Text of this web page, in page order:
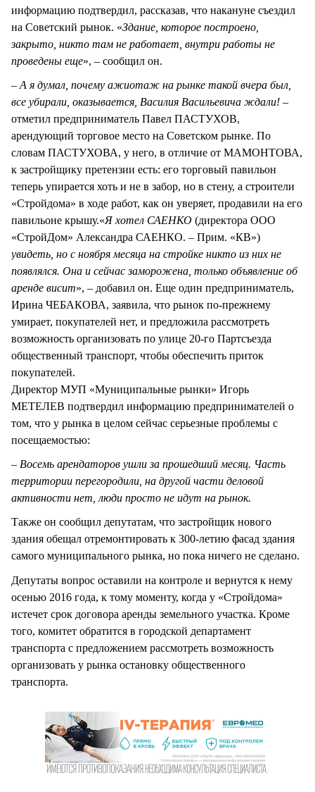
информацию подтвердил, рассказав, что накануне съездил
на Советский рынок. «Здание, которое построено,
закрыто, никто там не работает, внутри работы не
проведены еще», – сообщил он.
– А я думал, почему ажиотаж на рынке такой вчера был,
все убирали, оказывается, Василия Васильевича ждали! –
отметил предприниматель Павел ПАСТУХОВ,
арендующий торговое место на Советском рынке. По
словам ПАСТУХОВА, у него, в отличие от МАМОНТОВА,
к застройщику претензии есть: его торговый павильон
теперь упирается хоть и не в забор, но в стену, а строители
«Стройдома» в ходе работ, как он уверяет, продавили на его
павильоне крышу.«Я хотел САЕНКО (директора ООО
«СтройДом» Александра САЕНКО. – Прим. «КВ»)
увидеть, но с ноября месяца на стройке никто из них не
появлялся. Она и сейчас заморожена, только объявление об
аренде висит», – добавил он. Еще один предприниматель,
Ирина ЧЕБАКОВА, заявила, что рынок по-прежнему
умирает, покупателей нет, и предложила рассмотреть
возможность организовать по улице 20-го Партсъезда
общественный транспорт, чтобы обеспечить приток
покупателей.
Директор МУП «Муниципальные рынки» Игорь
МЕТЕЛЕВ подтвердил информацию предпринимателей о
том, что у рынка в целом сейчас серьезные проблемы с
посещаемостью:
– Восемь арендаторов ушли за прошедший месяц. Часть
территории перегородили, на другой части деловой
активности нет, люди просто не идут на рынок.
Также он сообщил депутатам, что застройщик нового
здания обещал отремонтировать к 300-летию фасад здания
самого муниципального рынка, но пока ничего не сделано.
Депутаты вопрос оставили на контроле и вернутся к нему
осенью 2016 года, к тому моменту, когда у «Стройдома»
истечет срок договора аренды земельного участка. Кроме
того, комитет обратится в городской департамент
транспорта с предложением рассмотреть возможность
организовать у рынка остановку общественного
транспорта.